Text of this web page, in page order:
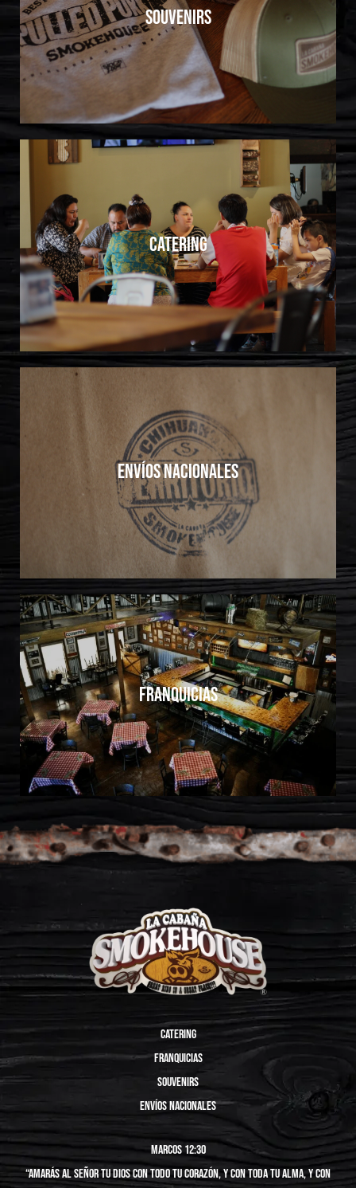
SOUVENIRS
Catering
envíos nacionales
franquicias
catering
franquicias
Souvenirs
Envíos nacionales
marcos 12:30
“Amarás al Señor tu Dios con todo tu corazón, y con toda tu alma, y con